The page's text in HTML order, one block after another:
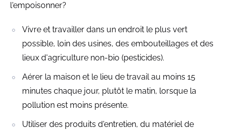
l'empoisonner?
Vivre et travailler dans un endroit le plus vert
possible, loin des usines, des embouteillages et des
lieux d'agriculture non-bio (pesticides).
Aérer la maison et le lieu de travail au moins 15
minutes chaque jour, plutôt le matin, lorsque la
pollution est moins présente.
Utiliser des produits d'entretien, du matériel de